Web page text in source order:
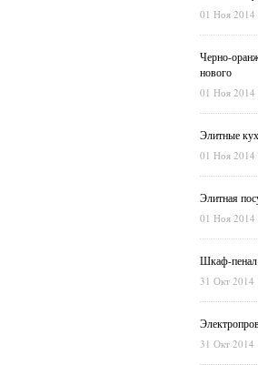
01 Ноя 2014
Черно-
нового
01 Ноя 2014
Элитные
01 Ноя 2014
Элитная
01 Ноя 2014
Шкаф-пенал
31 Окт 2014
31 Окт 2014